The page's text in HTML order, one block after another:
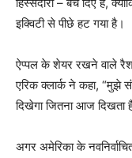
इक्विटी से पीछे हट गया है।
ऐप्पल के शेयर रखने वाले
एरिक क्लार्क ने कहा, “मुझे
दिखेगा जितना आज दिखता
अगर अमेरिका के